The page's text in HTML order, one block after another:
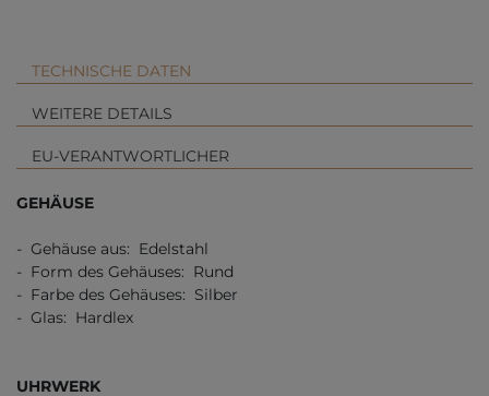
TECHNISCHE DATEN
WEITERE DETAILS
EU-VERANTWORTLICHER
GEHÄUSE
- Gehäuse aus: Edelstahl
- Form des Gehäuses: Rund
- Farbe des Gehäuses: Silber
- Glas: Hardlex
UHRWERK